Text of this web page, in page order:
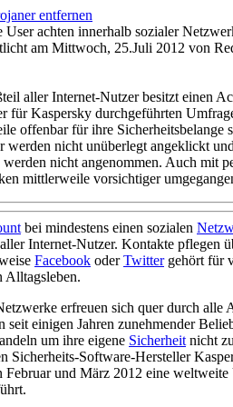
entfernen
User achten innerhalb sozialer
am Mittwoch, 25.Juli 2012 von
aller Internet-Nutzer besitzt einen
für Kaspersky durchgeführten
offenbar für ihre Sicherheitsbelange
werden nicht unüberlegt angeklickt
werden nicht angenommen. Auch mit
mittlerweile vorsichtiger
bei mindestens einen sozialen
Internet-Nutzer. Kontakte pflegen
Facebook oderTwittergehört für
Alltagsleben.
erfreuen sich quer durch alle
seit einigen Jahren zunehmender
um ihre eigene Sicherheit nicht
Sicherheits-Software-Hersteller
Februar und März 2012 eine